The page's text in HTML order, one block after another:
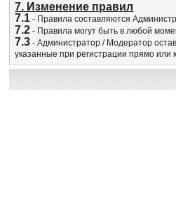
7. Изменение правил
7.1 - Правила составляются
7.2 - Правила могут быть в любой
7.3 - Администратор / Модератор
указанные при регистрации прямо